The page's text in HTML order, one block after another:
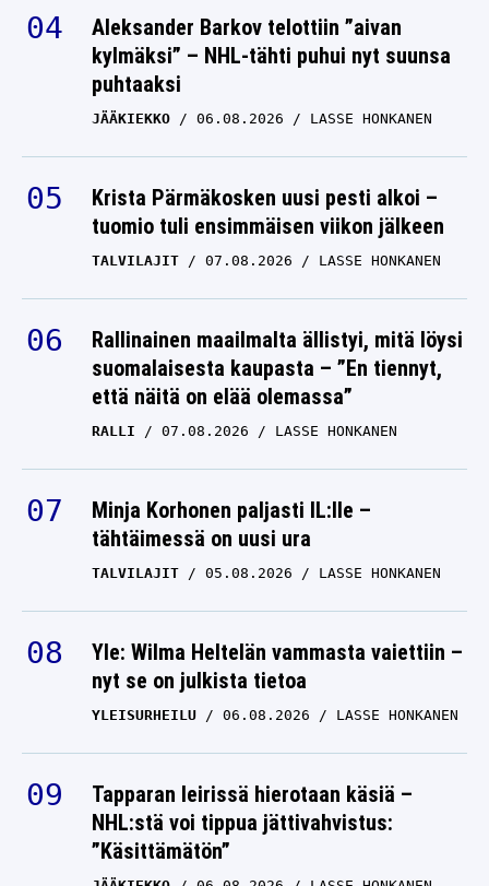
Aleksander Barkov telottiin ”aivan
kylmäksi” – NHL-tähti puhui nyt suunsa
puhtaaksi
JÄÄKIEKKO 06.08.2026 LASSE HONKANEN
Krista Pärmäkosken uusi pesti alkoi –
tuomio tuli ensimmäisen viikon jälkeen
TALVILAJIT 07.08.2026 LASSE HONKANEN
Rallinainen maailmalta ällistyi, mitä löysi
suomalaisesta kaupasta – ”En tiennyt,
että näitä on elää olemassa”
RALLI 07.08.2026 LASSE HONKANEN
Minja Korhonen paljasti IL:lle –
tähtäimessä on uusi ura
TALVILAJIT 05.08.2026 LASSE HONKANEN
Yle: Wilma Heltelän vammasta vaiettiin –
nyt se on julkista tietoa
YLEISURHEILU 06.08.2026 LASSE HONKANEN
Tapparan leirissä hierotaan käsiä –
NHL:stä voi tippua jättivahvistus:
”Käsittämätön”